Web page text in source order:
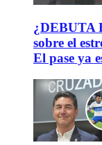
¿DEBUTA
sobre el
El pase ya